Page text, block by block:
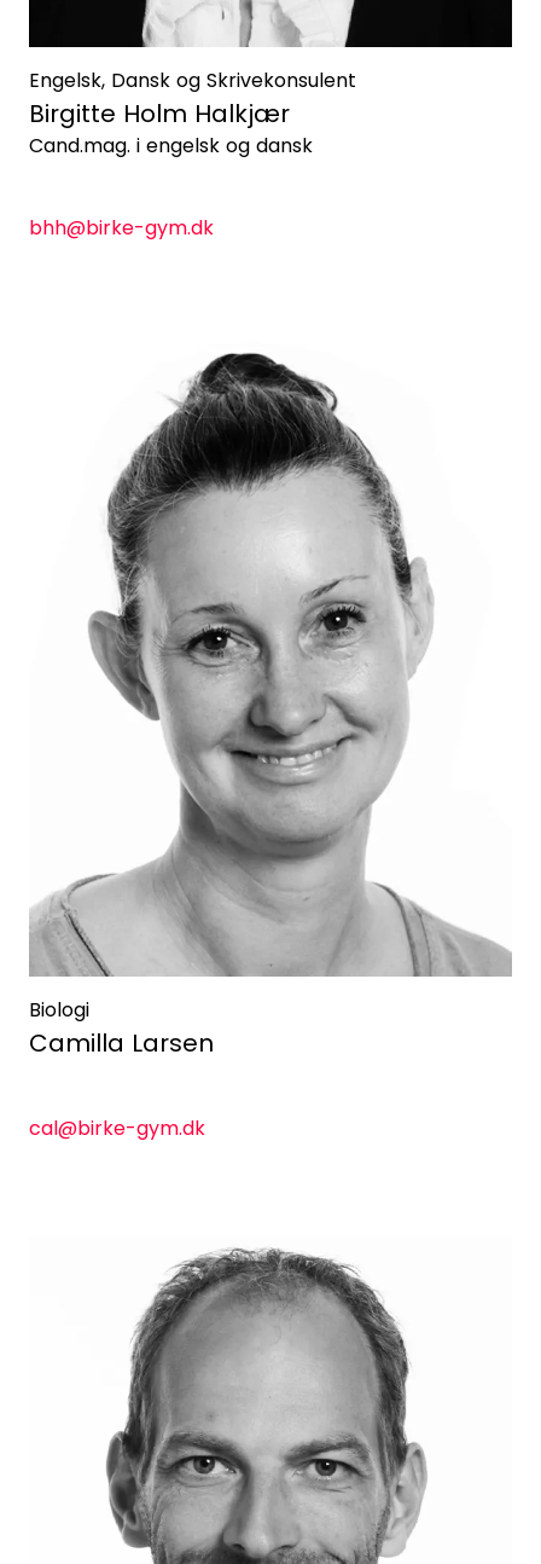
Engelsk, Dansk og Skrivekonsulent
Birgitte Holm Halkjær
Cand.mag. i engelsk og dansk
bhh@birke-gym.dk
Biologi
Camilla Larsen
cal@birke-gym.dk